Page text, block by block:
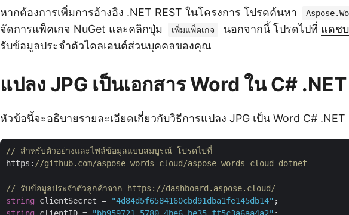
หากต้องการเพิ่มการอ้างอิง .NET REST ในโครงการ โปรดค้นหา
จัดการแพ็คเกจ NuGet และคลิกปุ่ม
เพิ่มแพ็คเกจ นอกจากนี้ โปรดไปที่ แดช
รับข้อมูลประจำตัวไคลเอนต์ส่วนบุคคลของคุณ
แปลง JPG เป็นเอกสาร Word ใน C# .NET
หัวข้อนี้จะอธิบายรายละเอียดเกี่ยวกับวิธีการแปลง JPG เป็น Word C# .NET
// สำหรับตัวอย่างและไฟล์ข้อมูลแบบสมบูรณ์ โปรดไปที่
https: //github.com/aspose-words-cloud/aspose-words-cloud-dotnet
// รับข้อมูลประจำตัวลูกค้าจาก https://dashboard.aspose.cloud/
string clientSecret = "4d84d5f6584160cbd91dba1fe145db14"